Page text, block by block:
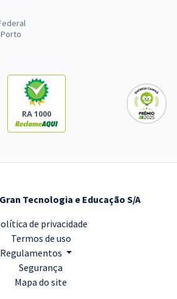
RA 1000
Tecnologia e Educação S/A
de privacidade
Termos de uso
Regulamentos
Segurança
Mapa do site